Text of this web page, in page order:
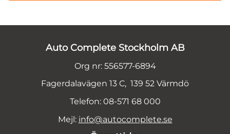
Auto Complete Stockholm AB
Org nr: 556577-6894
Fagerdalavägen 13 C, 139 52 Värmdö
Telefon: 08-571 68 000
Mejl: info@autocomplete.se